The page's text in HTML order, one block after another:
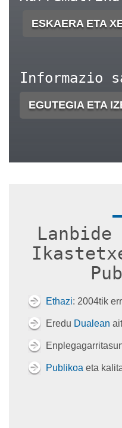
ESKAERA ETA
Informazio
EGUTEGIA ETA
Lanbide
Ethazi: 2004tik
Eredu Dualean
Publikoa eta